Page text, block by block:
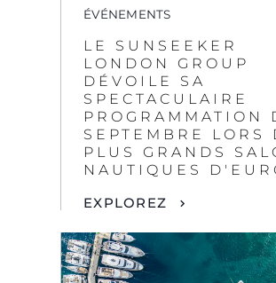
ÉVÉNEMENTS
LE SUNSEEKER
LONDON GROUP
DÉVOILE SA
SPECTACULAIRE
PROGRAMMATION
SEPTEMBRE LORS
PLUS GRANDS
NAUTIQUES
EXPLOREZ